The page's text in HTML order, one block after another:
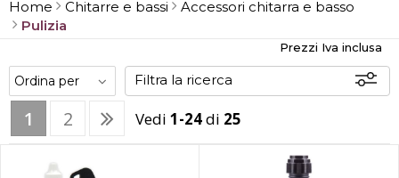
Home Chitarre e bassi
Accessori chitarra e basso
Pulizia
Prezzi Iva inclusa
Filtra la ricerca
Disponibili
1 2 Vedi 1-24di 25